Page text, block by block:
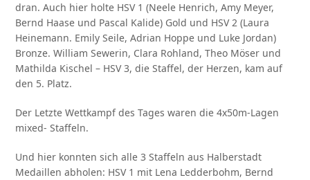
dran. Auch hier holte HSV 1 (Neele Henrich, Amy Meyer,
Bernd Haase und Pascal Kalide) Gold und HSV 2 (Laura
Heinemann. Emily Seile, Adrian Hoppe und Luke Jordan)
Bronze. William Sewerin, Clara Rohland, Theo Möser und
Mathilda Kischel – HSV 3, die Staffel, der Herzen, kam auf
den 5. Platz.
Der Letzte Wettkampf des Tages waren die 4x50m-Lagen
mixed- Staffeln.
Und hier konnten sich alle 3 Staffeln aus Halberstadt
Medaillen abholen: HSV 1 mit Lena Ledderbohm, Bernd